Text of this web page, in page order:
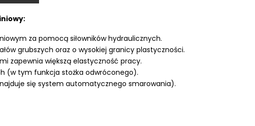
za pomocą siłowników hydraulicznych.
grubszych oraz o wysokiej granicy plastyczności.
zapewnia większą elastyczność pracy.
(w tym funkcja stożka odwróconego).
się system automatycznego smarowania).